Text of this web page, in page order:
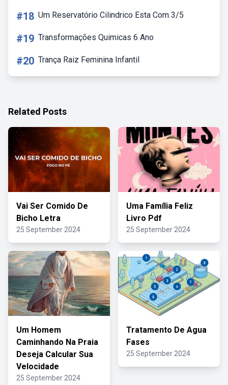
#18 Um Reservatório Cilindrico Esta Com 3/5
#19 Transformações Quimicas 6 Ano
#20 Trança Raiz Feminina Infantil
Related Posts
Vai Ser Comido De
Bicho Letra
25 September 2024
Uma Família Feliz
Livro Pdf
25 September 2024
Um Homem
Caminhando Na Praia
Deseja Calcular Sua
Velocidade
25 September 2024
Tratamento De Agua
Fases
25 September 2024